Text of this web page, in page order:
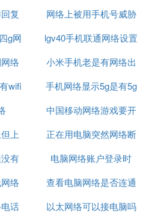
备连接WiFi试试能否上网，排
上网，并根据设置向导重新设
由器再进行拨号连接上网。
，确认宽带账号是否有异常，
，然后再拨号连接试试。
文，建议修改为英文或者英文
复
网络上被用手机号威胁
怎么办
g网
lgv40手机联通网络设置
络
小米手机老是有网络出
现问题
wifi
手机网络显示5g是有5g
网吗
中国移动网络游戏要开
加速器
上
正在用电脑突然网络断
了
有
电脑网络账户登录时
络
网
查看电脑网络是否连通
可以用什么命令
话
以太网络可以接电脑吗